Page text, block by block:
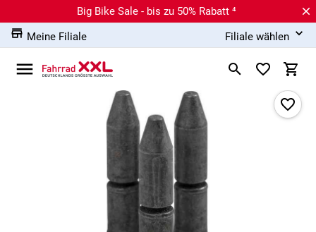
Big Bike Sale - bis zu 50% Rabatt ⁴
Meine Filiale
Filiale wählen